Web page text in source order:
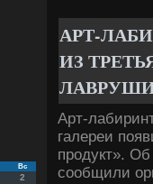
Вс
2
АРТ-
ИЗ
Арт-
галереи
продукт».
сообщили